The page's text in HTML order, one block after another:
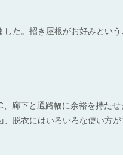
た。招き屋根がお好みとい
廊下と通路幅に余裕を持たせ
脱衣にはいろいろな使い方